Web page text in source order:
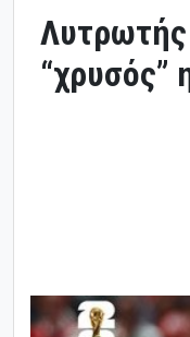
Λυτρωτής
“χρυσός”